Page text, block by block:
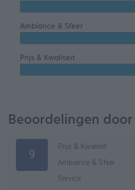
Ambiance & Sfeer
Prijs & Kwaliteit
Beoordelingen
9
Prijs & Kwaliteit
Ambiance & Sfeer
Service